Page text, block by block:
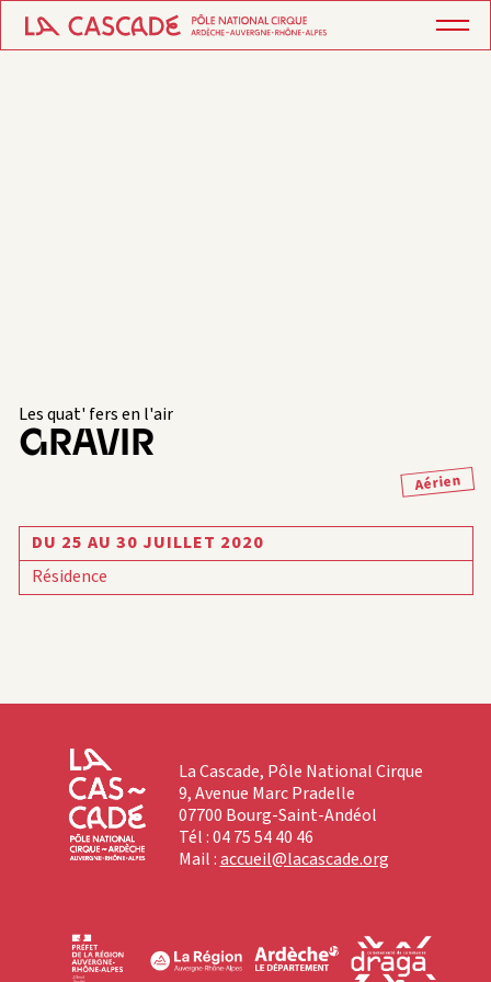
Les quat' fers en l'air
GRAVIR
Aérien
DU 25 AU 30 JUILLET 2020
Résidence
La Cascade, Pôle National Cirque
9, Avenue Marc Pradelle
07700 Bourg-Saint-Andéol
Tél : 04 75 54 40 46
Mail :accueil@lacascade.org